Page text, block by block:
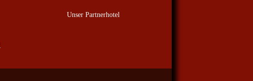
Unser Partnerhotel